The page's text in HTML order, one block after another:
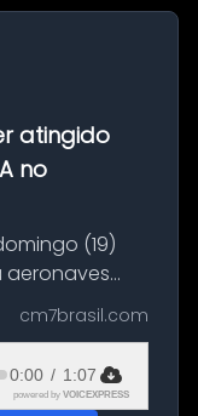
atingido
no
(19)
aeronaves
no
durante a
cm7brasil.com
0:00 / 1:07
powered by VOICEXPRESS